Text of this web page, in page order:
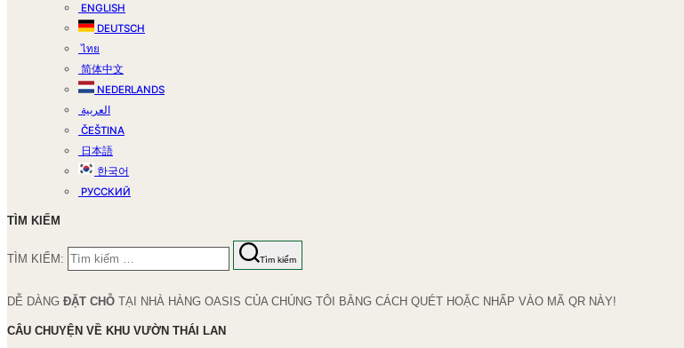
ENGLISH
DEUTSCH
ไทย
简体中文
NEDERLANDS
العربية
ČEŠTINA
日本語
한국어
РУССКИЙ
TÌM KIẾM
TÌM KIẾM: Tìm kiếm
DỄ DÀNG ĐẶT CHỖ TẠI NHÀ HÀNG OASIS CỦA CHÚNG TÔI BẰNG CÁCH QUÉT HOẶC NHẤP VÀO MÃ QR NÀY!
CÂU CHUYỆN VỀ KHU VƯỜN THÁI LAN